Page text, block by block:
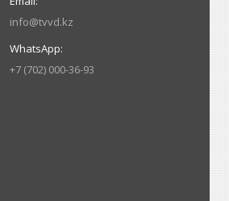
info@tvvd.kz
+7 (702) 000-36-93